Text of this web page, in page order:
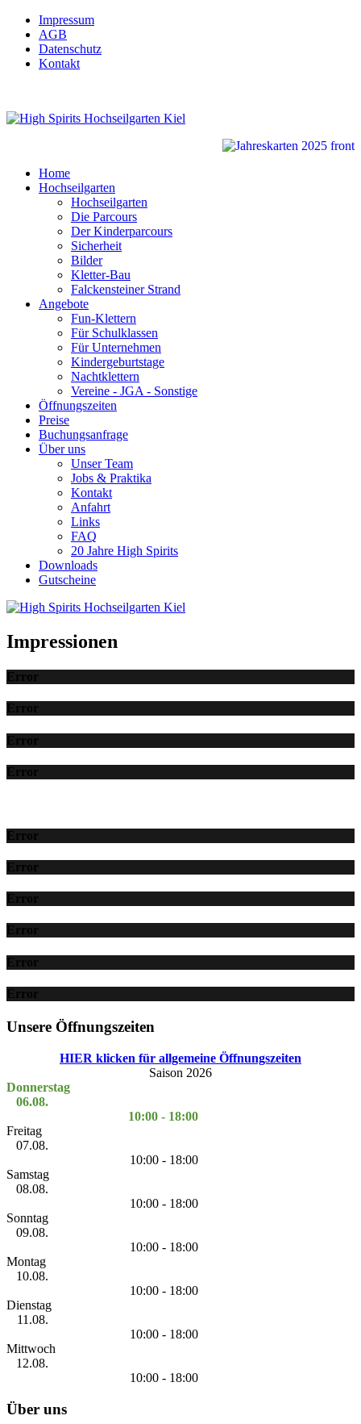
Impressum
AGB
Datenschutz
Kontakt
Home
Hochseilgarten
Hochseilgarten
Die Parcours
Der Kinderparcours
Sicherheit
Bilder
Kletter-Bau
Falckensteiner Strand
Angebote
Fun-Klettern
Für Schulklassen
Für Unternehmen
Kindergeburtstage
Nachtklettern
Vereine - JGA - Sonstige
Öffnungszeiten
Preise
Buchungsanfrage
Über uns
Unser Team
Jobs & Praktika
Kontakt
Anfahrt
Links
FAQ
20 Jahre High Spirits
Downloads
Gutscheine
Impressionen
Error
Error
Error
Error
Error
Error
Error
Error
Error
Error
Unsere Öffnungszeiten
HIER klicken für allgemeine Öffnungszeiten
Saison 2026
Donnerstag
06.08.
10:00 - 18:00
Freitag
07.08.
10:00 - 18:00
Samstag
08.08.
10:00 - 18:00
Sonntag
09.08.
10:00 - 18:00
Montag
10.08.
10:00 - 18:00
Dienstag
11.08.
10:00 - 18:00
Mittwoch
12.08.
10:00 - 18:00
Über uns